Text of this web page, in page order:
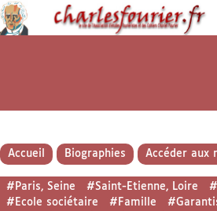
Accueil Biographies Accéder aux
#Paris, Seine #Saint-Etienne, Loire
#Ecole sociétaire
#Famille